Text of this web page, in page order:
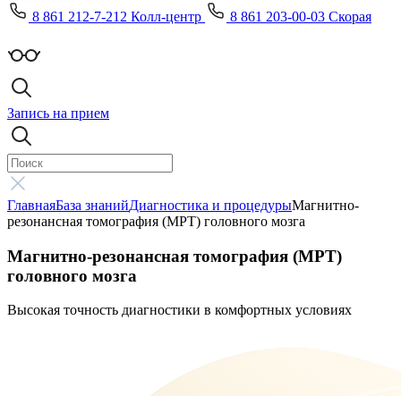
8 861 212-7-212 Колл-центр
8 861 203-00-03 Скорая
Запись на прием
ГлавнаяБаза знанийДиагностика и процедурыМагнитно-
резонансная томография (МРТ) головного мозга
Магнитно-резонансная томография (МРТ)
головного мозга
Высокая точность диагностики в комфортных условиях